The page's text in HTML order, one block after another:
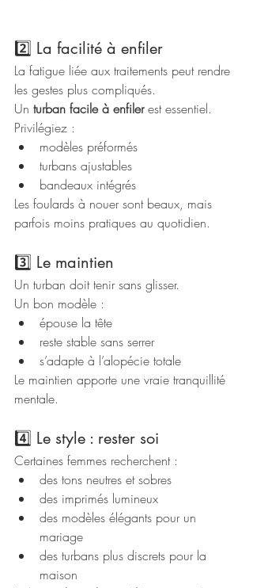
2️⃣ La facilité à enfiler
La fatigue liée aux traitements peut rendre
les gestes plus compliqués.
Un turban facile à enfiler est essentiel.
Privilégiez :
modèles préformés
turbans ajustables
bandeaux intégrés
Les foulards à nouer sont beaux, mais
parfois moins pratiques au quotidien.
3️⃣ Le maintien
Un turban doit tenir sans glisser.
Un bon modèle :
épouse la tête
reste stable sans serrer
s’adapte à l’alopécie totale
Le maintien apporte une vraie tranquillité
mentale.
4️⃣ Le style : rester soi
Certaines femmes recherchent :
des tons neutres et sobres
des imprimés lumineux
des modèles élégants pour un
mariage
des turbans plus discrets pour la
maison